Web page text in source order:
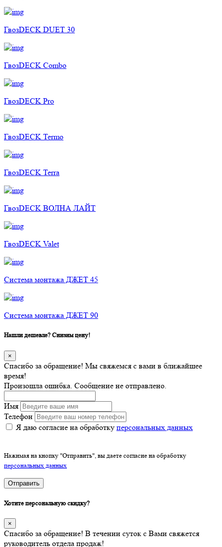
ГвозDECK DUET 30
ГвозDECK Combo
ГвозDECK Pro
ГвозDECK Termo
ГвозDECK Terra
ГвозDECK ВОЛНА ЛАЙТ
ГвозDECK Valet
Cистема монтажа ДЖЕТ 45
Cистема монтажа ДЖЕТ 90
Нашли дешевле? Снизим цену!
×
Спасибо за обращение! Мы свяжемся с вами в ближайшее
время!
Произошла ошибка. Сообщение не отправлено.
Имя
Телефон
Я даю согласие на обработку персональных данных
Нажимая на кнопку "Отправить", вы даете согласие на обработку
персональных данных
Отправить
Хотите персональную скидку?
×
Спасибо за обращение! В течении суток с Вами свяжется
руководитель отдела продаж!